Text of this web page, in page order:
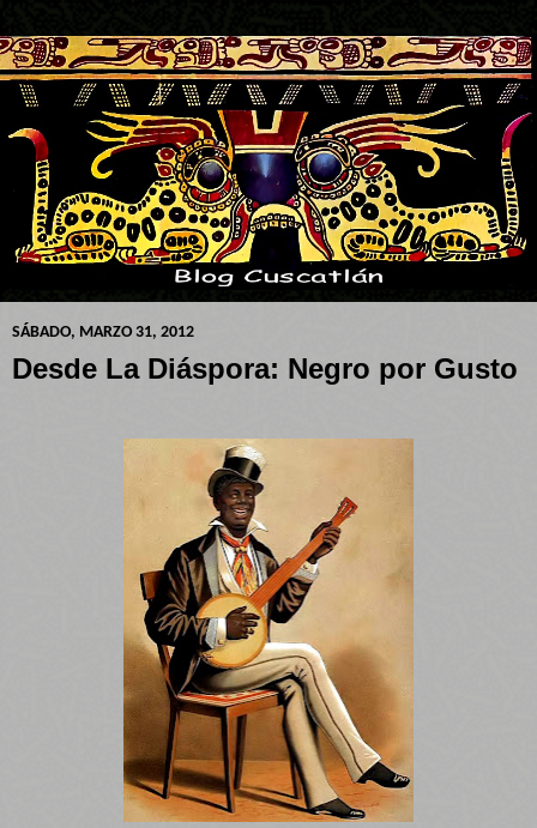
SÁBADO, MARZO 31, 2012
Desde La Diáspora: Negro por Gusto